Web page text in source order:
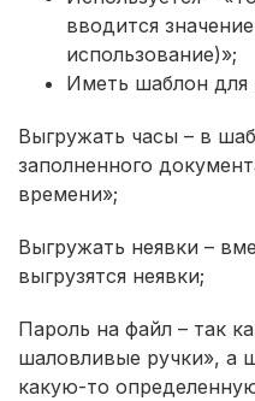
вводится
использование)»;
Иметь шаблон
Выгружать часы – в
заполненного
времени»;
Выгружать неявки –
выгрузятся неявки;
Пароль на файл – так
шаловливые ручки», а
какую-то